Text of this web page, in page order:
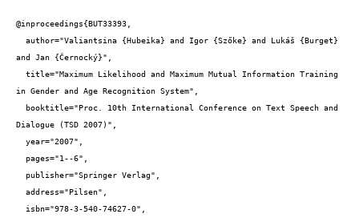
@inproceedings{BUT33393,
and Jan {Černocký}",
in Gender and Age Recognition System",
Dialogue (TSD 2007)",